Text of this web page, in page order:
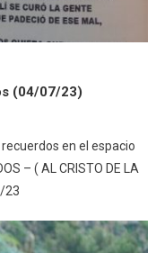
(04/07/23)
en el espacio
– ( AL CRISTO DE LA
23